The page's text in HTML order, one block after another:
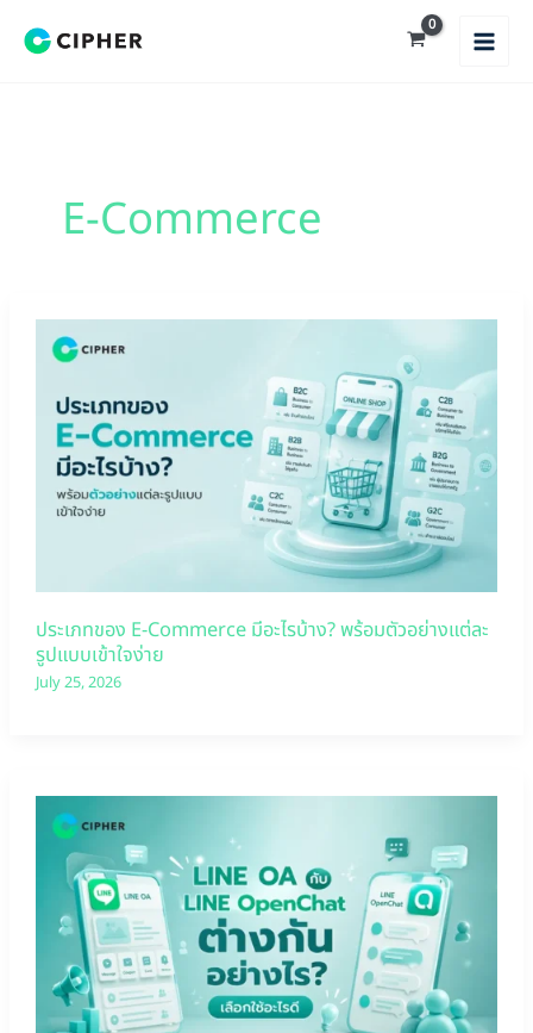
E-Commerce
ประเภทของ E-Commerce มีอะไรบ้าง? พร้อมตัวอย่างแต่ละ
รูปแบบเข้าใจง่าย
July 25, 2026